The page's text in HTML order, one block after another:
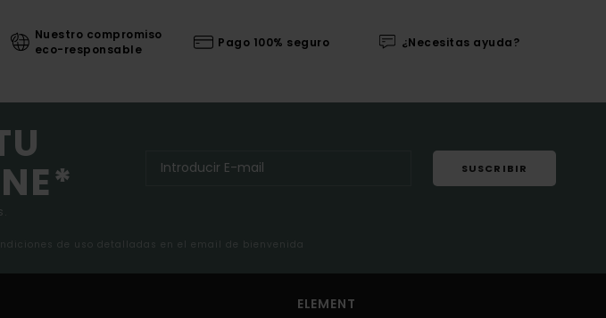
Nuestro compromiso
eco-responsable
Pago 100% seguro ¿Necesitas ayuda?
SUSCRIBIR
de uso detalladas en el email de bienvenida
ELEMENT